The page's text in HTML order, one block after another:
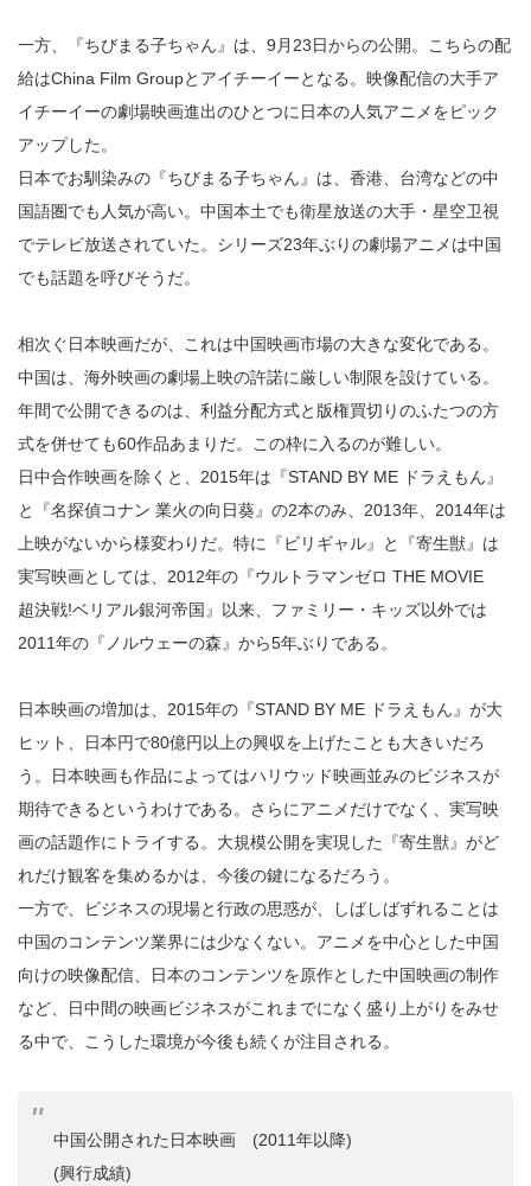
一方、『ちびまる子ちゃん』は、9月23日からの公開。こちらの配
給はChina Film Groupとアイチーイーとなる。映像配信の大手ア
イチーイーの劇場映画進出のひとつに日本の人気アニメをピック
アップした。
日本でお馴染みの『ちびまる子ちゃん』は、香港、台湾などの中
国語圏でも人気が高い。中国本土でも衛星放送の大手・星空卫視
でテレビ放送されていた。シリーズ23年ぶりの劇場アニメは中国
でも話題を呼びそうだ。
相次ぐ日本映画だが、これは中国映画市場の大きな変化である。
中国は、海外映画の劇場上映の許諾に厳しい制限を設けている。
年間で公開できるのは、利益分配方式と版権買切りのふたつの方
式を併せても60作品あまりだ。この枠に入るのが難しい。
日中合作映画を除くと、2015年は『STAND BY ME ドラえもん』
と『名探偵コナン 業火の向日葵』の2本のみ、2013年、2014年は
上映がないから様変わりだ。特に『ビリギャル』と『寄生獣』は
実写映画としては、2012年の『ウルトラマンゼロ THE MOVIE
超決戦!ベリアル銀河帝国』以来、ファミリー・キッズ以外では
2011年の『ノルウェーの森』から5年ぶりである。
日本映画の増加は、2015年の『STAND BY ME ドラえもん』が大
ヒット、日本円で80億円以上の興収を上げたことも大きいだろ
う。日本映画も作品によってはハリウッド映画並みのビジネスが
期待できるというわけである。さらにアニメだけでなく、実写映
画の話題作にトライする。大規模公開を実現した『寄生獣』がど
れだけ観客を集めるかは、今後の鍵になるだろう。
一方で、ビジネスの現場と行政の思惑が、しばしばずれることは
中国のコンテンツ業界には少なくない。アニメを中心とした中国
向けの映像配信、日本のコンテンツを原作とした中国映画の制作
など、日中間の映画ビジネスがこれまでになく盛り上がりをみせ
る中で、こうした環境が今後も続くが注目される。
中国公開された日本映画 (2011年以降)
(興行成績)